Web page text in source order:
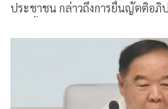
ประชาชน กล่าวถึงการยื่นญัตติอภิ